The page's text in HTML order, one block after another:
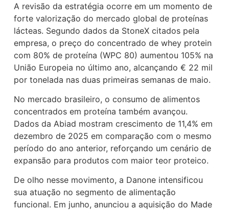
A revisão da estratégia ocorre em um momento de
forte valorização do mercado global de proteínas
lácteas. Segundo dados da StoneX citados pela
empresa, o preço do concentrado de whey protein
com 80% de proteína (WPC 80) aumentou 105% na
União Europeia no último ano, alcançando € 22 mil
por tonelada nas duas primeiras semanas de maio.
No mercado brasileiro, o consumo de alimentos
concentrados em proteína também avançou.
Dados da Abiad mostram crescimento de 11,4% em
dezembro de 2025 em comparação com o mesmo
período do ano anterior, reforçando um cenário de
expansão para produtos com maior teor proteico.
De olho nesse movimento, a Danone intensificou
sua atuação no segmento de alimentação
funcional. Em junho, anunciou a aquisição do Made